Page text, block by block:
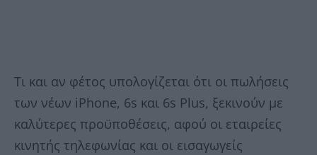
Τι και αν φέτος υπολογίζεται ότι οι πωλήσεις
των νέων iPhone, 6s και 6s Plus, ξεκινούν με
καλύτερες προϋποθέσεις, αφού οι εταιρείες
κινητής τηλεφωνίας και οι εισαγωγείς